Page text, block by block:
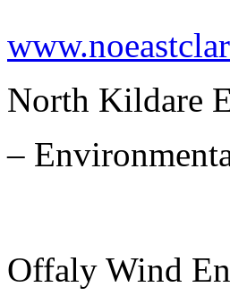
North Kildare
–
Offaly Wind